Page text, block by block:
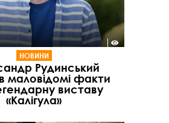
НОВИНИ
Рудинський
маловідомі факти
виставу
«Калігула»